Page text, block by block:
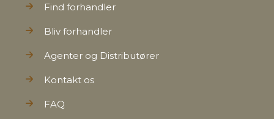
Find forhandler
Bliv forhandler
Agenter og Distributører
Kontakt os
FAQ